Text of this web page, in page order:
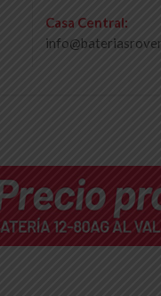
Casa Central: